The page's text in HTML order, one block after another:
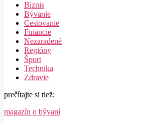
Biznis
Bývanie
Cestovanie
Financie
Nezaradené
Regióny
Šport
Technika
Zdravie
prečítajte si tiež:
magazín o bývaní